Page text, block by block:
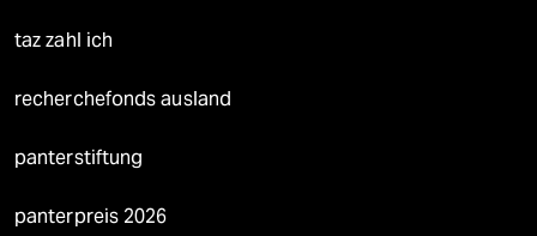
taz zahl ich
recherchefonds ausland
panterstiftung
panterpreis 2026